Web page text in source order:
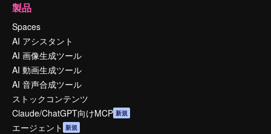
製品
Spaces
AI アシスタント
AI 画像生成ツール
AI 動画生成ツール
AI 音声合成ツール
ストックコンテンツ
Claude/ChatGPT向けMCP 新規
エージェント 新規